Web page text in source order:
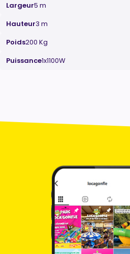
Largeur5 m
Hauteur3 m
Poids200 Kg
Puissance1x1100W